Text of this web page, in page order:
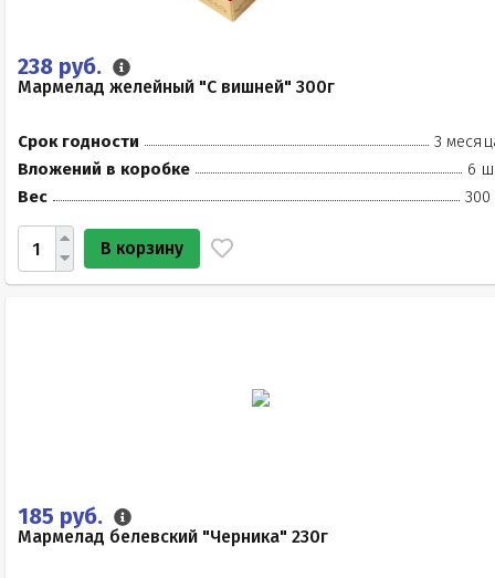
238 руб.
Мармелад желейный "С вишней" 300г
Срок годности
3
Вложений в коробке
6
Вес
300
В корзину
185 руб.
Мармелад белевский "Черника" 230г